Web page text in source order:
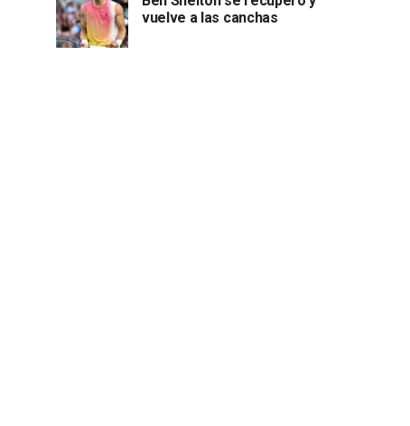
vuelve a las canchas